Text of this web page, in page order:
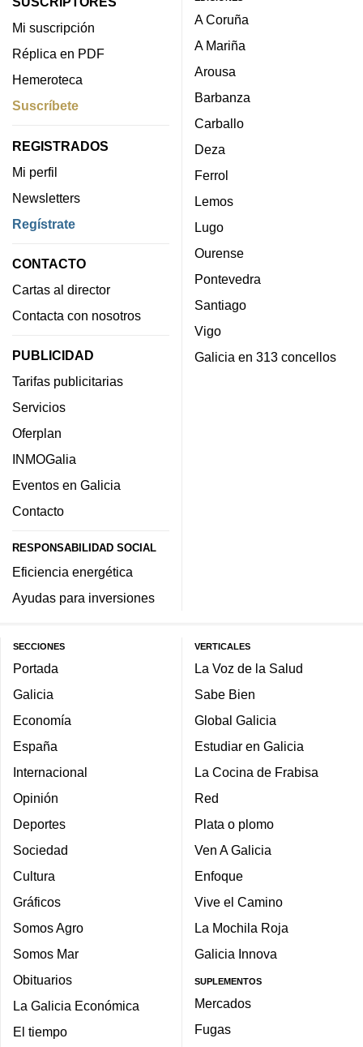
Mi suscripción
Réplica en PDF
Hemeroteca
Suscríbete
REGISTRADOS
Mi perfil
Newsletters
Regístrate
CONTACTO
Cartas al director
Contacta con nosotros
PUBLICIDAD
Tarifas publicitarias
Servicios
Oferplan
INMOGalia
Eventos en Galicia
Contacto
RESPONSABILIDAD SOCIAL
Eficiencia energética
Ayudas para inversiones
A Coruña
A Mariña
Arousa
Barbanza
Carballo
Deza
Ferrol
Lemos
Lugo
Ourense
Pontevedra
Santiago
Vigo
Galicia en 313 concellos
SECCIONES
Portada
Galicia
Economía
España
Internacional
Opinión
Deportes
Sociedad
Cultura
Gráficos
Somos Agro
Somos Mar
Obituarios
La Galicia Económica
El tiempo
VERTICALES
La Voz de la Salud
Sabe Bien
Global Galicia
Estudiar en Galicia
La Cocina de Frabisa
Red
Plata o plomo
Ven A Galicia
Enfoque
Vive el Camino
La Mochila Roja
Galicia Innova
SUPLEMENTOS
Mercados
Fugas